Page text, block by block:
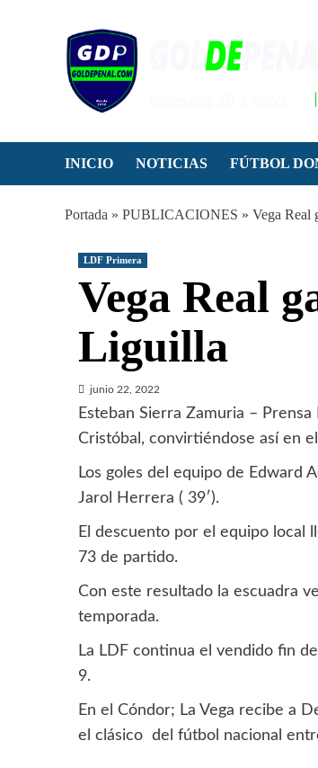
INICIO NOTICIAS FÚTBOL
Portada » PUBLICACIONES » Vega Real
LDF Primera
Vega Real
Liguilla
junio 22, 2022
Esteban Sierra Zamuria –
Cristóbal, convirtiéndose así en
Los goles del equipo de Edward
Jarol Herrera ( 39′).
El descuento por el equipo local
73 de partido.
Con este resultado la escuadra
temporada.
La LDF continua el vendido fin
9.
En el Cóndor; La Vega recibe a
el clásico del fútbol nacional